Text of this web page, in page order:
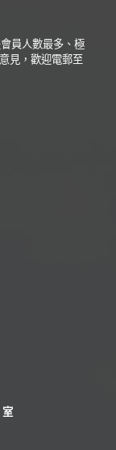
員人數最多、極
見，歡迎電郵至
室